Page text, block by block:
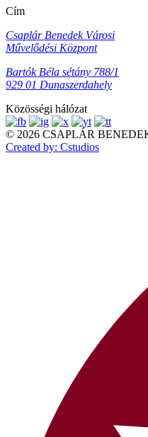
Cím
Csaplár Benedek Városi
Művelődési Központ
Bartók Béla sétány 788/1
929 01 Dunaszerdahely
Közösségi hálózat
© 2026 CSAPLÁR
Created by: Cstudios